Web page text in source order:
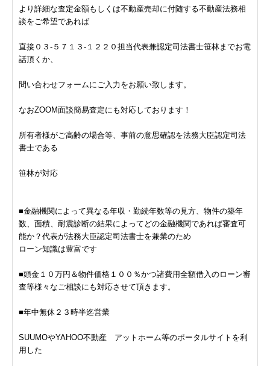
より詳細な査定金額もしくは不動産売却に付随する不動産法務相
談をご希望であれば
直接０３-５７１３-１２２０担当代表兼認定司法書士笹林までお電
話頂くか、
問い合わせフォームにご入力をお願い致します。
なおZOOM面談簡易査定にも対応しております！
所有者様がご高齢の場合等、事前の意思確認を法務大臣認定司法
書士である
笹林が対応
■金融機関によって異なる年収・勤続年数等の見方、物件の築年
数、面積、耐震診断の結果によってどの金融機関であれば審査可
能か？代表が法務大臣認定司法書士を兼業のため
ローン知識は豊富です
■頭金１０万円＆物件価格１００％かつ諸費用全額借入のローン審
査等様々なご相談にも対応させて頂きます。
■年中無休２３時半迄営業
SUUMOやYAHOO不動産 アットホーム等のポータルサイトを利
用した